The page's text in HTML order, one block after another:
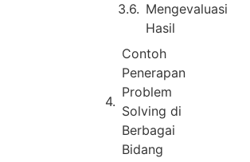
Mengevaluasi
Hasil
Contoh
Penerapan
Problem
Solving di
Berbagai
Bidang